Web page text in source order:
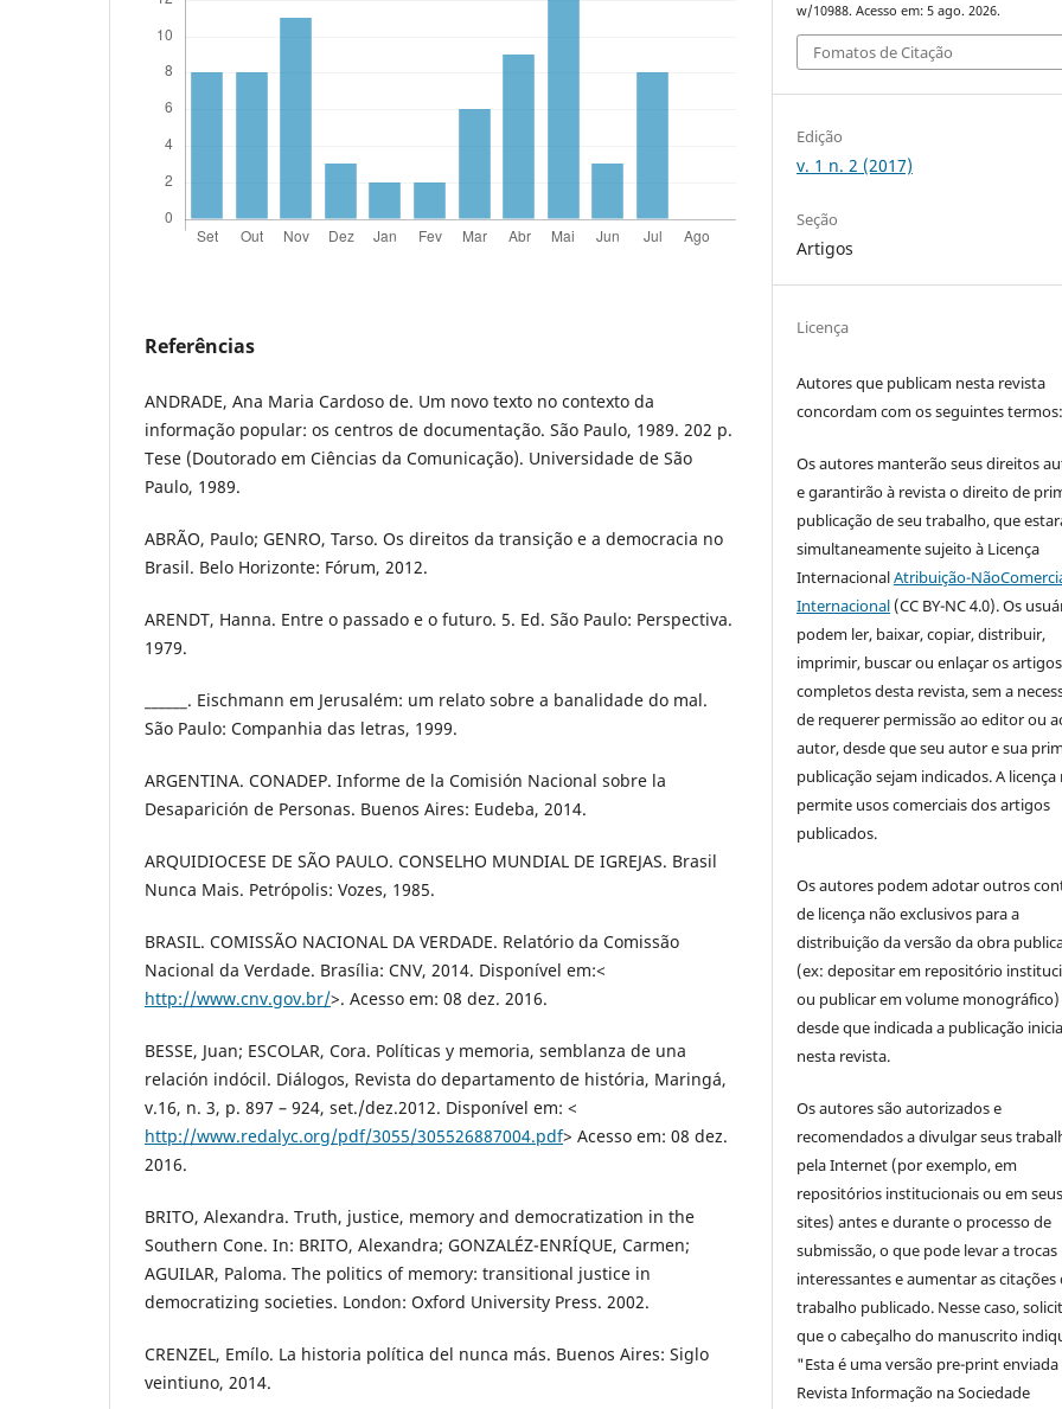
Referências
ANDRADE, Ana Maria Cardoso de. Um novo texto no contexto da
informação popular: os centros de documentação. São Paulo, 1989. 202 p.
Tese (Doutorado em Ciências da Comunicação). Universidade de São
Paulo, 1989.
ABRÃO, Paulo; GENRO, Tarso. Os direitos da transição e a democracia no
Brasil. Belo Horizonte: Fórum, 2012.
ARENDT, Hanna. Entre o passado e o futuro. 5. Ed. São Paulo: Perspectiva.
1979.
______. Eischmann em Jerusalém: um relato sobre a banalidade do mal.
São Paulo: Companhia das letras, 1999.
ARGENTINA. CONADEP. Informe de la Comisión Nacional sobre la
Desaparición de Personas. Buenos Aires: Eudeba, 2014.
ARQUIDIOCESE DE SÃO PAULO. CONSELHO MUNDIAL DE IGREJAS. Brasil
Nunca Mais. Petrópolis: Vozes, 1985.
BRASIL. COMISSÃO NACIONAL DA VERDADE. Relatório da Comissão
Nacional da Verdade. Brasília: CNV, 2014. Disponível em:<
http://www.cnv.gov.br/>. Acesso em: 08 dez. 2016.
BESSE, Juan; ESCOLAR, Cora. Políticas y memoria, semblanza de una
relación indócil. Diálogos, Revista do departamento de história, Maringá,
v.16, n. 3, p. 897 – 924, set./dez.2012. Disponível em: <
http://www.redalyc.org/pdf/3055/305526887004.pdf> Acesso em: 08 dez.
2016.
BRITO, Alexandra. Truth, justice, memory and democratization in the
Southern Cone. In: BRITO, Alexandra; GONZALÉZ-ENRÍQUE, Carmen;
AGUILAR, Paloma. The politics of memory: transitional justice in
democratizing societies. London: Oxford University Press. 2002.
CRENZEL, Emílo. La historia política del nunca más. Buenos Aires: Siglo
veintiuno, 2014.
w/10988. Acesso em: 5 ago. 2026.
Fomatos de Citação
Edição
v. 1 n. 2 (2017)
Seção
Artigos
Licença
Autores que publicam nesta revista
concordam com os seguintes termos:
Os autores manterão seus direitos
e garantirão à revista o direito de
publicação de seu trabalho, que
simultaneamente sujeito à Licença
InternacionalAtribuição-
Internacional (CC BY-NC 4.0). Os
podem ler, baixar, copiar, distribuir,
imprimir, buscar ou enlaçar os artigos
completos desta revista, sem a
de requerer permissão ao editor ou
autor, desde que seu autor e sua
publicação sejam indicados. A licença
permite usos comerciais dos artigos
publicados.
Os autores podem adotar outros
de licença não exclusivos para a
distribuição da versão da obra
(ex: depositar em repositório
ou publicar em volume monográfico)
desde que indicada a publicação
nesta revista.
Os autores são autorizados e
recomendados a divulgar seus
pela Internet (por exemplo, em
repositórios institucionais ou em seus
sites) antes e durante o processo de
submissão, o que pode levar a trocas
interessantes e aumentar as citações
trabalho publicado. Nesse caso,
que o cabeçalho do manuscrito
"Esta é uma versão pre-print enviada
Revista Informação na Sociedade